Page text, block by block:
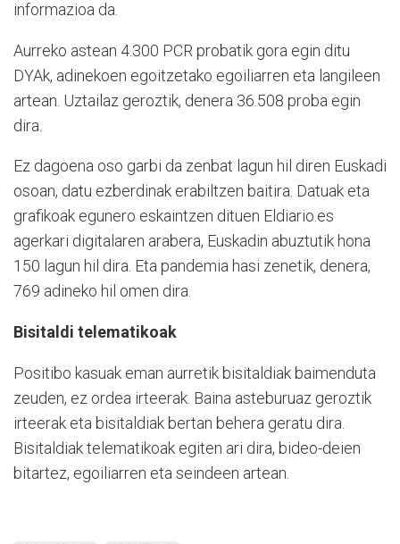
informazioa da.
Aurreko astean 4.300 PCR probatik gora egin ditu
DYAk, adinekoen egoitzetako egoiliarren eta langileen
artean. Uztailaz geroztik, denera 36.508 proba egin
dira.
Ez dagoena oso garbi da zenbat lagun hil diren Euskadi
osoan, datu ezberdinak erabiltzen baitira. Datuak eta
grafikoak egunero eskaintzen dituen Eldiario.es
agerkari digitalaren arabera, Euskadin abuztutik hona
150 lagun hil dira. Eta pandemia hasi zenetik, denera,
769 adineko hil omen dira.
Bisitaldi telematikoak
Positibo kasuak eman aurretik bisitaldiak baimenduta
zeuden, ez ordea irteerak. Baina asteburuaz geroztik
irteerak eta bisitaldiak bertan behera geratu dira.
Bisitaldiak telematikoak egiten ari dira, bideo-deien
bitartez, egoiliarren eta seindeen artean.